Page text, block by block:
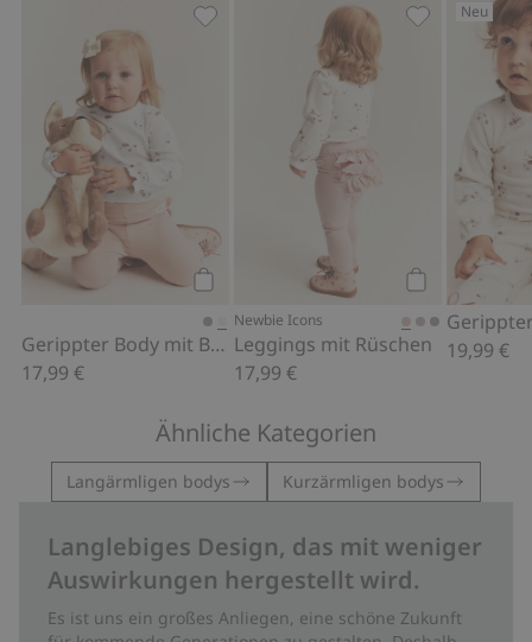
Gerippter Body mit Blumenmuster
17,99 €
Gerippter Body mit Blumenmuster,
Kaufen
Newbie Icons
Leggings mit Rüschen
17,99 €
Leggings
Neu
19,99 €
Ähnliche Kategorien
Langärmligen bodys Kurzärmligen bodys
Langlebiges Design, das mit weniger
Auswirkungen hergestellt wird.
Es ist uns ein großes Anliegen, eine schöne Zukunft